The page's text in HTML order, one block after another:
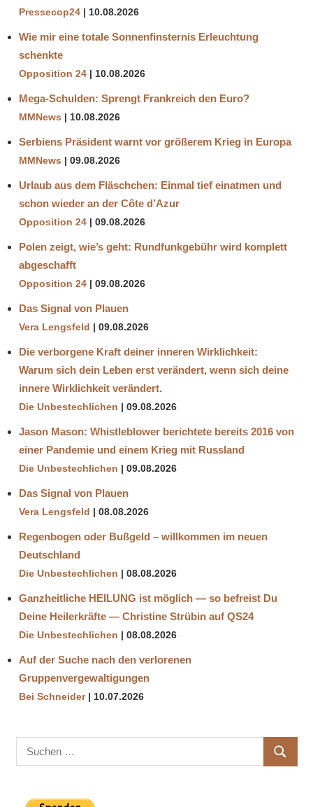
Pressecop24 10.08.2026
Wie mir eine totale Sonnenfinsternis Erleuchtung
schenkte
Opposition 24 10.08.2026
Mega-Schulden: Sprengt Frankreich den Euro?
MMNews 10.08.2026
Serbiens Präsident warnt vor größerem Krieg in Europa
MMNews 09.08.2026
Urlaub aus dem Fläschchen: Einmal tief einatmen und
schon wieder an der Côte d’Azur
Opposition 24 09.08.2026
Polen zeigt, wie’s geht: Rundfunkgebühr wird komplett
abgeschafft
Opposition 24 09.08.2026
Das Signal von Plauen
Vera Lengsfeld 09.08.2026
Die verborgene Kraft deiner inneren Wirklichkeit:
Warum sich dein Leben erst verändert, wenn sich deine
innere Wirklichkeit verändert.
Die Unbestechlichen 09.08.2026
Jason Mason: Whistleblower berichtete bereits 2016 von
einer Pandemie und einem Krieg mit Russland
Die Unbestechlichen 09.08.2026
Das Signal von Plauen
Vera Lengsfeld 08.08.2026
Regenbogen oder Bußgeld – willkommen im neuen
Deutschland
Die Unbestechlichen 08.08.2026
Ganzheitliche HEILUNG ist möglich — so befreist Du
Deine Heilerkräfte — Christine Strübin auf QS24
Die Unbestechlichen 08.08.2026
Auf der Suche nach den verlorenen
Gruppenvergewaltigungen
Bei Schneider 10.07.2026
Suchen
nach:
SUCHEN